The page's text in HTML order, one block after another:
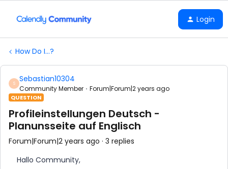
Login
How Do I...?
S Sebastian10304
Community Member Forum|Forum|2 years ago
QUESTION
Profileinstellungen Deutsch -
Planunsseite auf Englisch
Forum|Forum|2 years ago 3 replies
Hallo Community,